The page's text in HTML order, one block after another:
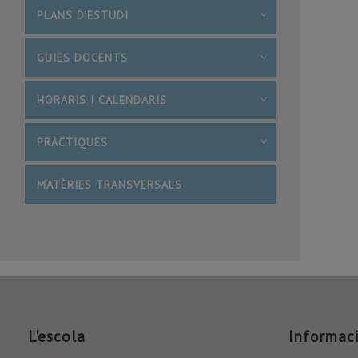
PLANS D'ESTUDI
GUIES DOCENTS
HORARIS I CALENDARIS
PRÀCTIQUES
MATÈRIES TRANSVERSALS
L'escola